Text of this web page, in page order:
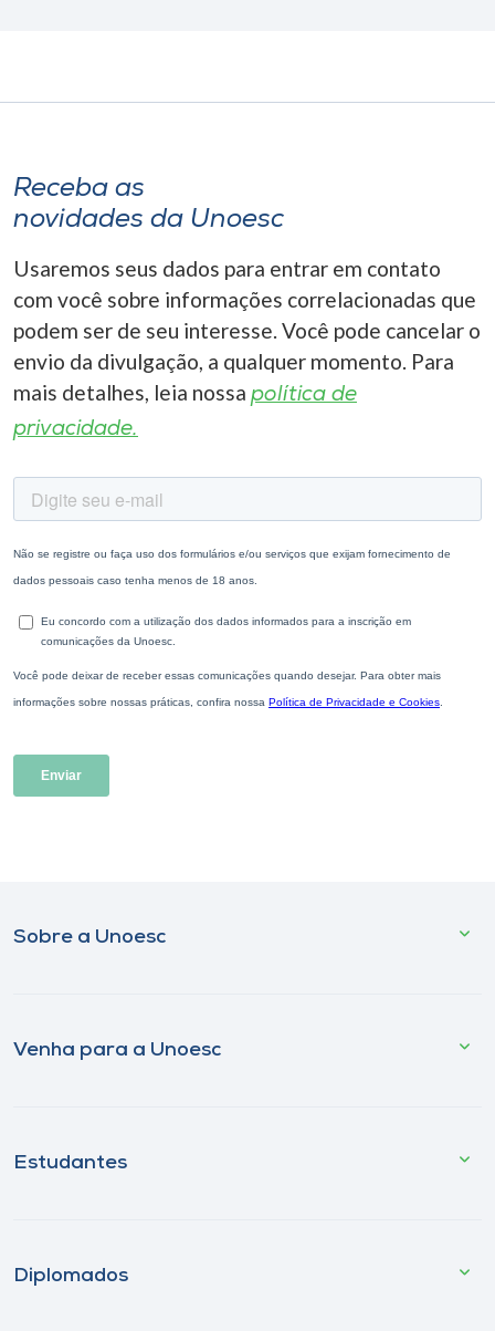
Receba as
novidades da Unoesc
Usaremos seus dados para entrar em contato
com você sobre informações correlacionadas que
podem ser de seu interesse. Você pode cancelar o
envio da divulgação, a qualquer momento. Para
mais detalhes, leia nossa política de
privacidade.
Sobre a Unoesc
Venha para a Unoesc
Estudantes
Diplomados